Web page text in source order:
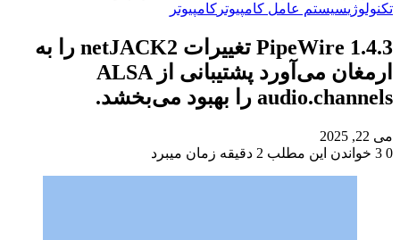
تکنولوژیسیستم عامل کامپیوتر کامپیوتر
PipeWire 1.4.3 تغییرات netJACK2 را به
ارمغان می‌آورد پشتیبانی از ALSA
audio.channels را بهبود می‌بخشد.
می 22, 2025
0
خواندن این مطلب 2 دقیقه زمان میبرد